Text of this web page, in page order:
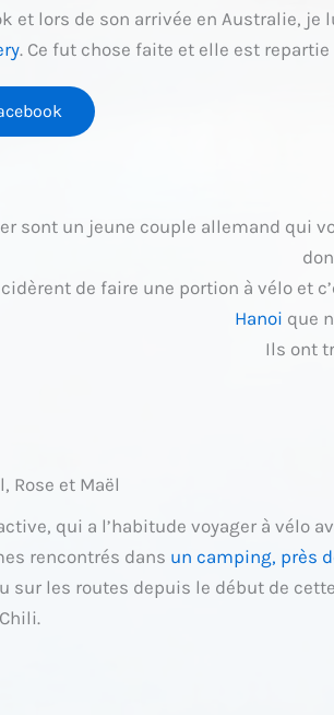
et lors de son arrivée en Australie, je
. Ce fut chose faite et elle est
sont un jeune couple allemand qui
de faire une portion à vélo et
Hanoi que
Ils ont
Rose et Maël
qui a l’habitude voyager à vélo
rencontrés dans un camping, près
sur les routes depuis le début de